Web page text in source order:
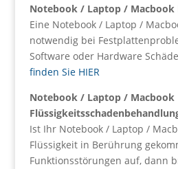
Notebook / Laptop / Macbook
Eine Notebook / Laptop /
notwendig bei
Software oder Hardware
finden Sie HIER
Notebook / Laptop / Macbook
Ist Ihr Notebook / Laptop /
Flüssigkeit in Berührung
Funktionsstörungen auf, dann